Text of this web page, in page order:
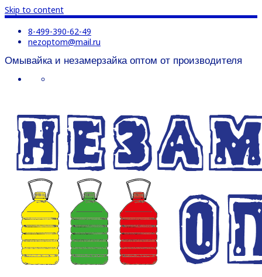
Skip to content
8-499-390-62-49
nezoptom@mail.ru
Омывайка и незамерзайка оптом от производителя